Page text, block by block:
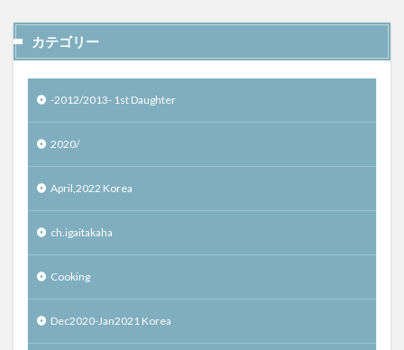
カテゴリー
-2012/2013- 1st Daughter
2020/
April,2022 Korea
ch.igaitakaha
Cooking
Dec2020-Jan2021 Korea